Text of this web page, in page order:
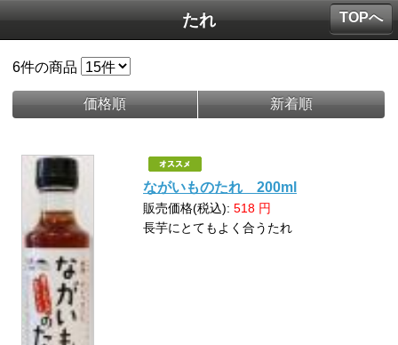
たれ
6件の商品
価格順 新着順
ながいものたれ 200ml
販売価格(税込): 518 円
長芋にとてもよく合うたれ
TOPへ